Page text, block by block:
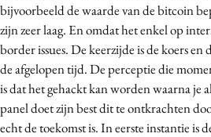
bijvoorbeeld de waarde van de bitcoin
zijn zeer laag. En omdat het enkel op
border issues. De keerzijde is de koers en
de afgelopen tijd. De perceptie die
is dat het gehackt kan worden waarna je
panel doet zijn best dit te ontkrachten
echt de toekomst is. In eerste instantie is